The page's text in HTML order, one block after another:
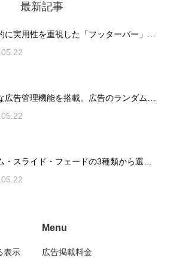
極的に実用性を重視した「フッターバー」
やショートコード…
可能な洗練されたホ…
幻自在、あらゆる業種に対応可能な新しい
最新記事
に実用性を重視した「フッターバー」…
広告管理機能を搭載。広告のランダム…
・スライド・フェードの3種類から選…
表示
Menu
広告掲載料金